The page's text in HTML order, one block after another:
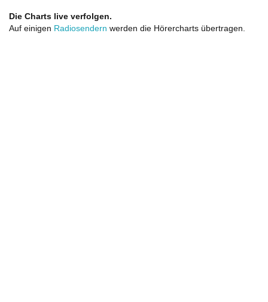
Die Charts live verfolgen.
Auf einigen Radiosendern werden die Hörercharts übertragen.